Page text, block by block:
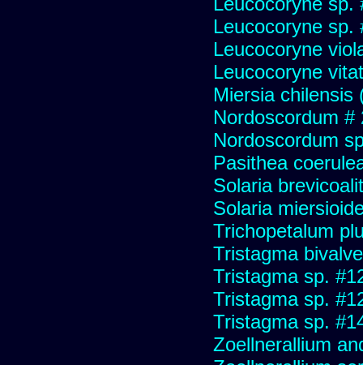
Leucocoryne sp.
Leucocoryne
Leucocoryne
Miersia chilensis
Nordoscordum #
Nordoscordum
Pasithea
Solaria
Solaria
Trichopetalum
Tristagma bivalve
Tristagma sp.
Tristagma sp.
Tristagma sp.
Zoellnerallium